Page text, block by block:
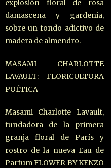
explosión floral de rosa
damascena y gardenia,
sobre un fondo adictivo de
madera de almendro.
MASAMI CHARLOTTE
LAVAULT: FLORICULTORA
POÉTICA
Masami Charlotte Lavault,
fundadora de la primera
granja floral de París y
rostro de la nueva Eau de
Parfum FLOWER BY KENZO